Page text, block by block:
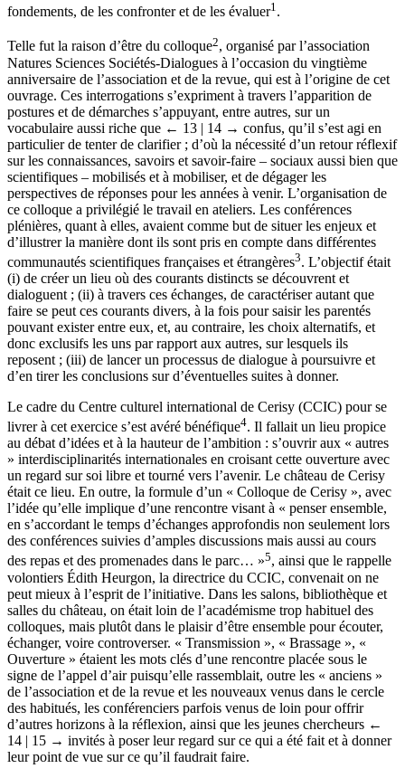
fondements, de les confronter et de les évaluer1 .
Telle fut la raison d’être du colloque2, organisé par l’association
Natures Sciences Sociétés-Dialogues à l’occasion du vingtième
anniversaire de l’association et de la revue, qui est à l’origine de cet
ouvrage. Ces interrogations s’expriment à travers l’apparition de
postures et de démarches s’appuyant, entre autres, sur un
vocabulaire aussi riche que ← 13 | 14 → confus, qu’il s’est agi en
particulier de tenter de clarifier ; d’où la nécessité d’un retour réflexif
sur les connaissances, savoirs et savoir-faire – sociaux aussi bien que
scientifiques – mobilisés et à mobiliser, et de dégager les
perspectives de réponses pour les années à venir. L’organisation de
ce colloque a privilégié le travail en ateliers. Les conférences
plénières, quant à elles, avaient comme but de situer les enjeux et
d’illustrer la manière dont ils sont pris en compte dans différentes
communautés scientifiques françaises et étrangères3. L’objectif était
(i) de créer un lieu où des courants distincts se découvrent et
dialoguent ; (ii) à travers ces échanges, de caractériser autant que
faire se peut ces courants divers, à la fois pour saisir les parentés
pouvant exister entre eux, et, au contraire, les choix alternatifs, et
donc exclusifs les uns par rapport aux autres, sur lesquels ils
reposent ; (iii) de lancer un processus de dialogue à poursuivre et
d’en tirer les conclusions sur d’éventuelles suites à donner.
Le cadre du Centre culturel international de Cerisy (CCIC) pour se
livrer à cet exercice s’est avéré bénéfique4. Il fallait un lieu propice
au débat d’idées et à la hauteur de l’ambition : s’ouvrir aux « autres
» interdisciplinarités internationales en croisant cette ouverture avec
un regard sur soi libre et tourné vers l’avenir. Le château de Cerisy
était ce lieu. En outre, la formule d’un « Colloque de Cerisy », avec
l’idée qu’elle implique d’une rencontre visant à « penser ensemble,
en s’accordant le temps d’échanges approfondis non seulement lors
des conférences suivies d’amples discussions mais aussi au cours
des repas et des promenades dans le parc… »5, ainsi que le rappelle
volontiers Édith Heurgon, la directrice du CCIC, convenait on ne
peut mieux à l’esprit de l’initiative. Dans les salons, bibliothèque et
salles du château, on était loin de l’académisme trop habituel des
colloques, mais plutôt dans le plaisir d’être ensemble pour écouter,
échanger, voire controverser. « Transmission », « Brassage », «
Ouverture » étaient les mots clés d’une rencontre placée sous le
signe de l’appel d’air puisqu’elle rassemblait, outre les « anciens »
de l’association et de la revue et les nouveaux venus dans le cercle
des habitués, les conférenciers parfois venus de loin pour offrir
d’autres horizons à la réflexion, ainsi que les jeunes chercheurs ←
14 | 15 → invités à poser leur regard sur ce qui a été fait et à donner
leur point de vue sur ce qu’il faudrait faire.